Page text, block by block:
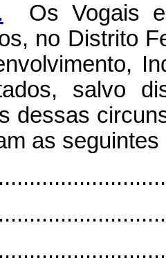
Os Vogais e
no Distrito
salvo
dessas
as